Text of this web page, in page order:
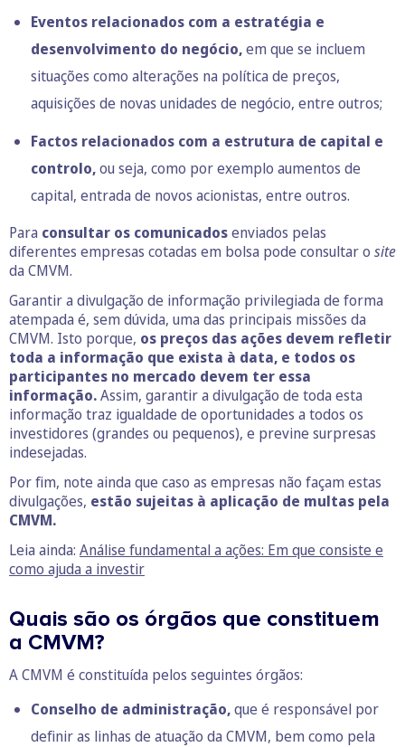
Eventos relacionados com a estratégia e
desenvolvimento do negócio,em que se incluem
situações como alterações na política de preços,
aquisições de novas unidades de negócio, entre outros;
Factos relacionados com a estrutura de capital e
controlo,ou seja, como por exemplo aumentos de
capital, entrada de novos acionistas, entre outros.
Para consultar os comunicadosenviados pelas
diferentes empresas cotadas em bolsa pode consultar o site
da CMVM.
Garantir a divulgação de informação privilegiada de forma
atempada é, sem dúvida, uma das principais missões da
CMVM. Isto porque, os preços das ações devem refletir
toda a informação que exista à data, e todos os
participantes no mercado devem ter essa
informação.Assim, garantir a divulgação de toda esta
informação traz igualdade de oportunidades a todos os
investidores (grandes ou pequenos), e previne surpresas
indesejadas.
Por fim, note ainda que caso as empresas não façam estas
divulgações, estão sujeitas à aplicação de multas pela
CMVM.
Leia ainda: Análise fundamental a ações: Em que consiste e
como ajuda a investir
Quais são os órgãos que constituem
a CMVM?
A CMVM é constituída pelos seguintes órgãos:
Conselho de administração,que é responsável por
definir as linhas de atuação da CMVM, bem como pela